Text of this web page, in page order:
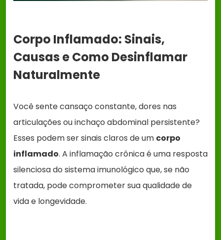
Corpo Inflamado: Sinais,
Causas e Como Desinflamar
Naturalmente
Você sente cansaço constante, dores nas
articulações ou inchaço abdominal persistente?
Esses podem ser sinais claros de um corpo
inflamado. A inflamação crônica é uma resposta
silenciosa do sistema imunológico que, se não
tratada, pode comprometer sua qualidade de
vida e longevidade.